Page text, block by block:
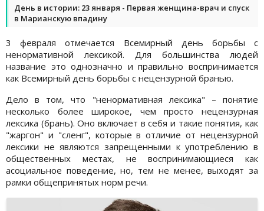
День в истории: 23 января - Первая женщина-врач и спуск
в Марианскую впадину
3 февраля отмечается Всемирный день борьбы с
ненормативной лексикой. Для большинства людей
название это однозначно и правильно воспринимается
как Всемирный день борьбы с нецензурной бранью.
Дело в том, что "ненормативная лексика" – понятие
несколько более широкое, чем просто нецензурная
лексика (брань). Оно включает в себя и такие понятия, как
"жаргон" и "сленг", которые в отличие от нецензурной
лексики не являются запрещенными к употреблению в
общественных местах, не воспринимающиеся как
асоциальное поведение, но, тем не менее, выходят за
рамки общепринятых норм речи.